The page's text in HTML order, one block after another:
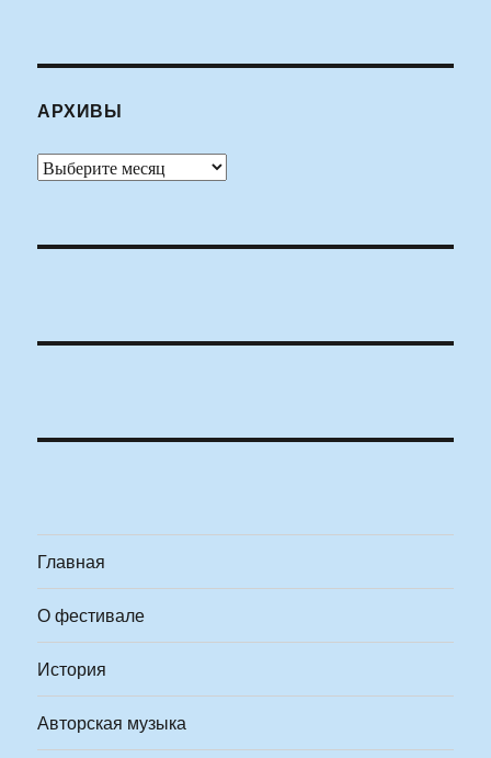
АРХИВЫ
Архивы
Главная
О фестивале
История
Авторская музыка